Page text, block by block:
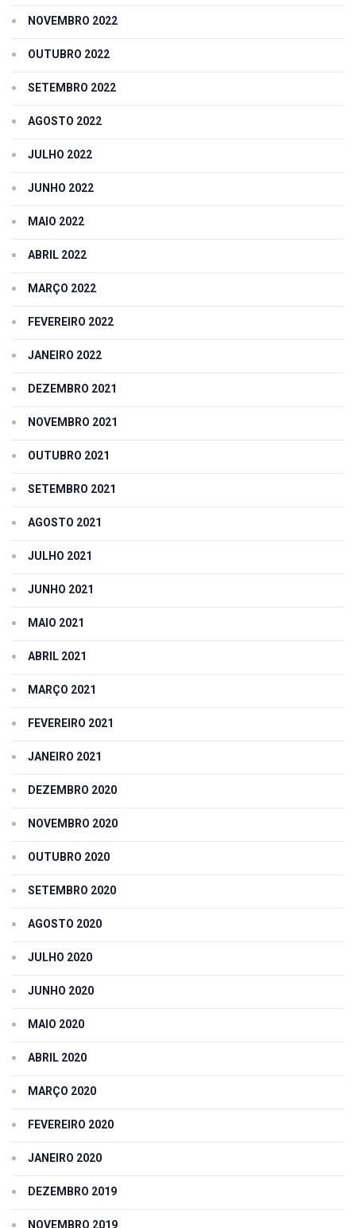
NOVEMBRO 2022
OUTUBRO 2022
SETEMBRO 2022
AGOSTO 2022
JULHO 2022
JUNHO 2022
MAIO 2022
ABRIL 2022
MARÇO 2022
FEVEREIRO 2022
JANEIRO 2022
DEZEMBRO 2021
NOVEMBRO 2021
OUTUBRO 2021
SETEMBRO 2021
AGOSTO 2021
JULHO 2021
JUNHO 2021
MAIO 2021
ABRIL 2021
MARÇO 2021
FEVEREIRO 2021
JANEIRO 2021
DEZEMBRO 2020
NOVEMBRO 2020
OUTUBRO 2020
SETEMBRO 2020
AGOSTO 2020
JULHO 2020
JUNHO 2020
MAIO 2020
ABRIL 2020
MARÇO 2020
FEVEREIRO 2020
JANEIRO 2020
DEZEMBRO 2019
NOVEMBRO 2019